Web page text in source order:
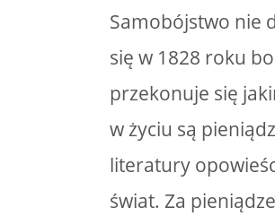
Samobójstwo nie
się w 1828 roku
przekonuje się
w życiu są
literatury
świat. Za